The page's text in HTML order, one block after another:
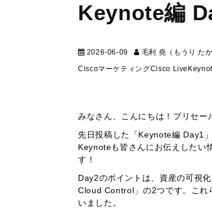
Keynote編
2026-06-09 毛利 堯（もうり たか
CiscoマーケティングCisco Live
みなさん、こんにちは！プリセー
先日投稿した「Keynote編 Day1
Keynoteも皆さんにお伝えしたい
す！
Day2のポイントは、資産の可視
Cloud Control」の2つです。これ
いました。